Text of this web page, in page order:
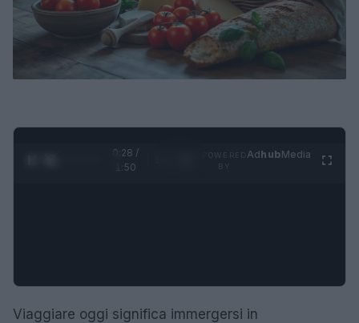
0:29 /
1:50
AdhubMedia
Viaggiare oggi significa immergersi in